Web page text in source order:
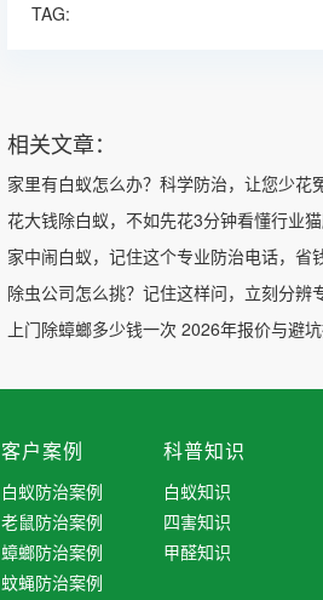
TAG:
相关文章：
家里有白蚁怎么办？科学防治，让您少花
花大钱除白蚁，不如先花3分钟看懂行业
家中闹白蚁，记住这个专业防治电话，省
除虫公司怎么挑？记住这样问，立刻分辨
上门除蟑螂多少钱一次 2026年报价与避
客户案例
白蚁防治案例
老鼠防治案例
蟑螂防治案例
蚊蝇防治案例
科普知识
白蚁知识
四害知识
甲醛知识